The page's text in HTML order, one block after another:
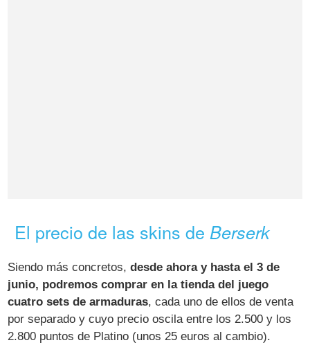
El precio de las skins de Berserk
Siendo más concretos,desde ahora y hasta el 3 de
junio, podremos comprar en la tienda del juego
cuatro sets de armaduras, cada uno de ellos de venta
por separado y cuyo precio oscila entre los 2.500 y los
2.800 puntos de Platino (unos 25 euros al cambio).